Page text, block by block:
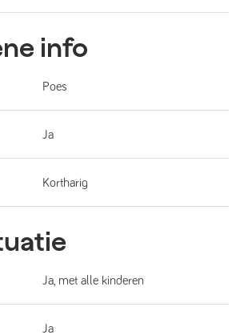
info
Poes
Ja
Kortharig
Ja, met alle kinderen
Ja